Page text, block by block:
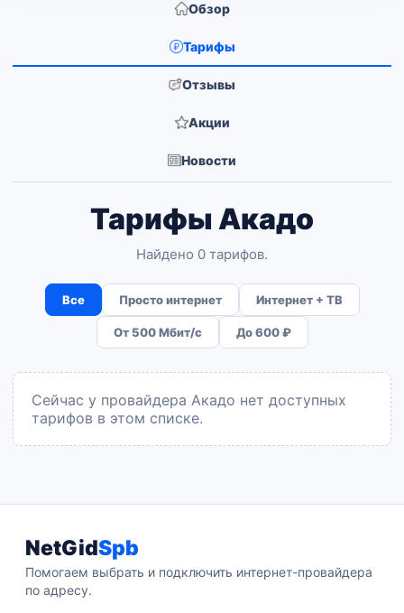
Обзор
Тарифы
Отзывы
Акции
Новости
Тарифы Акадо
Найдено 0 тарифов.
Все Просто интернет Интернет + ТВ
От 500 Мбит/с До 600 ₽
Сейчас у провайдера Акадо нет доступных
тарифов в этом списке.
NetGidSpb
Помогаем выбрать и подключить интернет-провайдера
по адресу.